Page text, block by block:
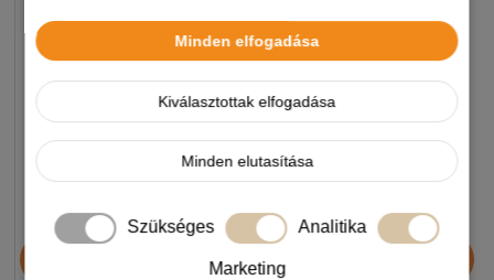
Minden elfogadása
Kiválasztottak elfogadása
Minden elutasítása
Szükséges Analitika
Marketing
Chicopee HNL Protein Bar
JosiDog Economy